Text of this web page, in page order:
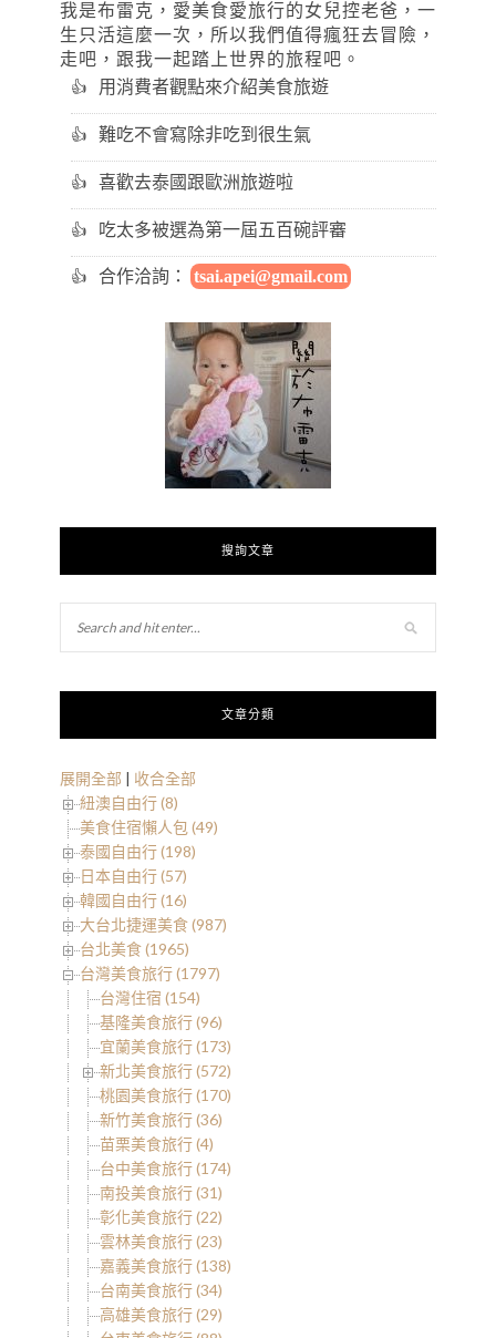
我是布雷克，愛美食愛旅行的女兒控老爸，一
生只活這麼一次，所以我們值得瘋狂去冒險，
走吧，跟我一起踏上世界的旅程吧。
用消費者觀點來介紹美食旅遊
難吃不會寫除非吃到很生氣
喜歡去泰國跟歐洲旅遊啦
吃太多被選為第一屆五百碗評審
合作洽詢： tsai.apei@gmail.com
搜詢文章
文章分類
展開全部 | 收合全部
紐澳自由行 (8)
美食住宿懶人包 (49)
泰國自由行 (198)
日本自由行 (57)
韓國自由行 (16)
大台北捷運美食 (987)
台北美食 (1965)
台灣美食旅行 (1797)
台灣住宿 (154)
基隆美食旅行 (96)
宜蘭美食旅行 (173)
新北美食旅行 (572)
桃園美食旅行 (170)
新竹美食旅行 (36)
苗栗美食旅行 (4)
台中美食旅行 (174)
南投美食旅行 (31)
彰化美食旅行 (22)
雲林美食旅行 (23)
嘉義美食旅行 (138)
台南美食旅行 (34)
高雄美食旅行 (29)